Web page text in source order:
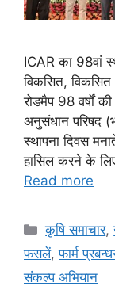
ICAR का 98वां
विकसित,
रोडमैप 98 वर्षों
अनुसंधान परिषद
स्थापना दिवस
हासिल करने के
Read more
कृषि समाचार,
फसलें,फार्म
संकल्प अभियान